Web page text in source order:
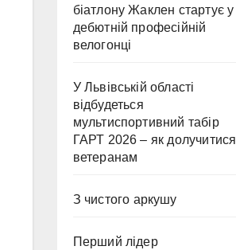
біатлону Жаклен стартує у
дебютній професійній
велогонці
У Львівській області
відбудеться
мультиспортивний табір
ГАРТ 2026 – як долучитися
ветеранам
З чистого аркушу
Перший лідер